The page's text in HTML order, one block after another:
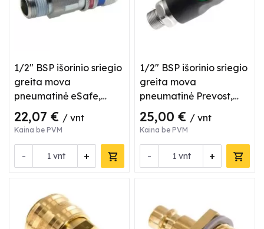
1/2" BSP išorinio sriegio
greita mova
pneumatinė eSafe,
Cejn, 3202155
22,07 € / vnt
Kaina be PVM
- +
vnt
1/2" BSP išorinio sriegio
greita mova
pneumatinė Prevost,
ESI 071153
25,00 € / vnt
Kaina be PVM
- +
vnt